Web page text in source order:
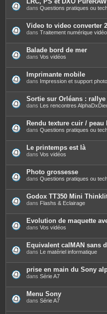
i
n
t
e
s
dans Questions pratiques ou
Video to video converter
dans Traitement numérique vidéo
Balade bord de mer
dans Vos vidéos
Imprimante mobile
dans Impression et support photo
Sortie sur Orléans :
dans Les rencontres
Rendu texture cuir /
dans Questions pratiques ou
Le printemps est là
dans Vos vidéos
Photo grossesse
dans Questions pratiques ou
Godox TT350 Mini
dans Flashs & Eclairage
Evolution de maquette
dans Vos vidéos
Equivalent calMAN sans
dans Le matériel informatique
prise en main du Sony
dans Série A7
Menu Sony
dans Série A7